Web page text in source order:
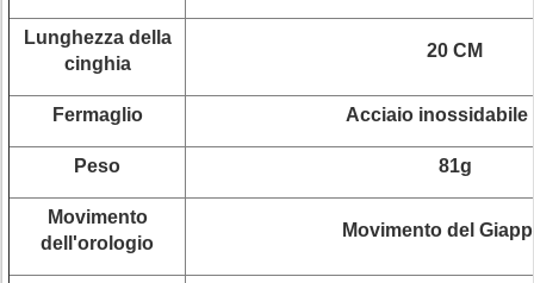
Lunghezza della
cinghia
20 CM
Fermaglio Acciaio inossidabile
Peso 81g
Movimento
dell'orologio
Movimento del